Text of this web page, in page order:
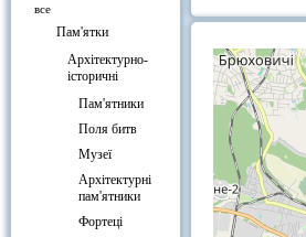
все
Пам'ятки
Архітектурно-
історичні
Пам'ятники
Поля битв
Музеї
Архітектурні
пам'ятники
Фортеці